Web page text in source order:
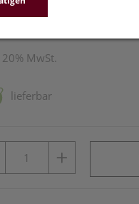
/ Einheit
MwSt.
lieferbar